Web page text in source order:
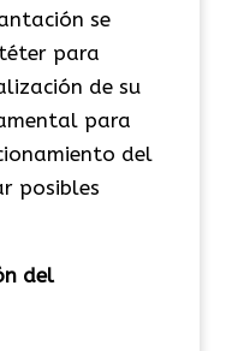
se
para
de su
para
del
posibles
del